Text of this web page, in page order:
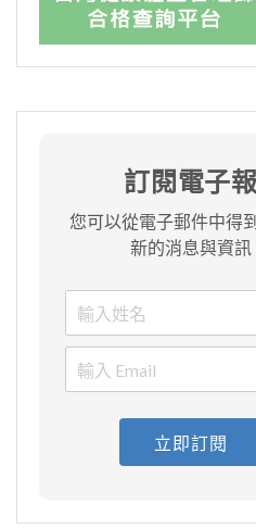
訂閱電子
您可以從電子郵件中得
新的消息與資訊
立即訂閱